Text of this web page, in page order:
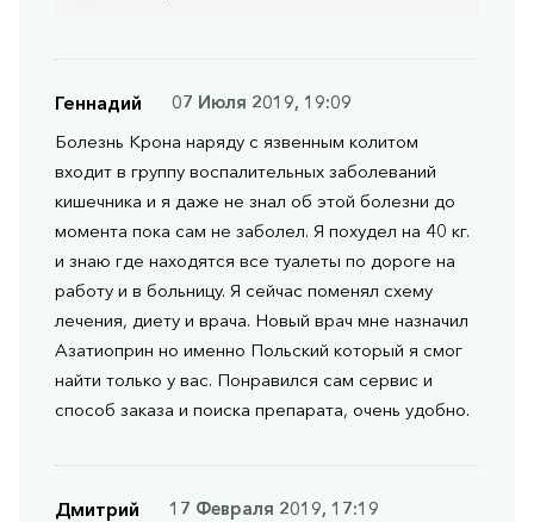
Геннадий
07 Июля 2019, 19:09
Болезнь Крона наряду с язвенным колитом
входит в группу воспалительных заболеваний
кишечника и я даже не знал об этой болезни до
момента пока сам не заболел. Я похудел на 40 кг.
и знаю где находятся все туалеты по дороге на
работу и в больницу. Я сейчас поменял схему
лечения, диету и врача. Новый врач мне назначил
Азатиоприн но именно Польский который я смог
найти только у вас. Понравился сам сервис и
способ заказа и поиска препарата, очень удобно.
Дмитрий
17 Февраля 2019, 17:19